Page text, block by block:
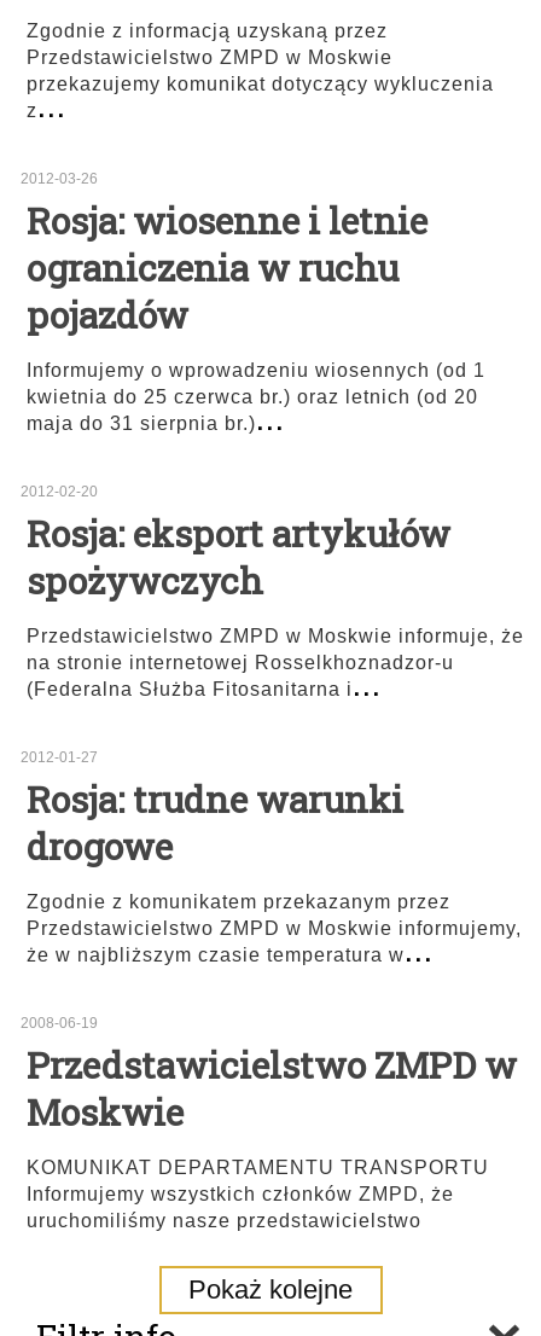
Zgodnie z informacją uzyskaną przez
Przedstawicielstwo ZMPD w Moskwie
przekazujemy komunikat dotyczący wykluczenia
z ...
2012-03-26
Rosja: wiosenne i letnie
ograniczenia w ruchu
pojazdów
Informujemy o wprowadzeniu wiosennych (od 1
kwietnia do 25 czerwca br.) oraz letnich (od 20
maja do 31 sierpnia br.)...
2012-02-20
Rosja: eksport artykułów
spożywczych
Przedstawicielstwo ZMPD w Moskwie informuje, że
na stronie internetowej Rosselkhoznadzor-u
(Federalna Służba Fitosanitarna i...
2012-01-27
Rosja: trudne warunki
drogowe
Zgodnie z komunikatem przekazanym przez
Przedstawicielstwo ZMPD w Moskwie informujemy,
że w najbliższym czasie temperatura w...
2008-06-19
Przedstawicielstwo ZMPD w
Moskwie
KOMUNIKAT DEPARTAMENTU TRANSPORTU
Informujemy wszystkich członków ZMPD, że
uruchomiliśmy nasze przedstawicielstwo
Pokaż kolejne